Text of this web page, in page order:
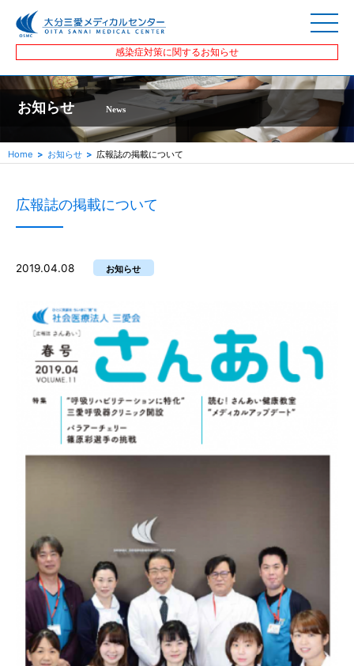
感染症対策に関するお知らせ
お知らせ News
Home お知らせ 広報誌の掲載について
広報誌の掲載について
2019.04.08 お知らせ